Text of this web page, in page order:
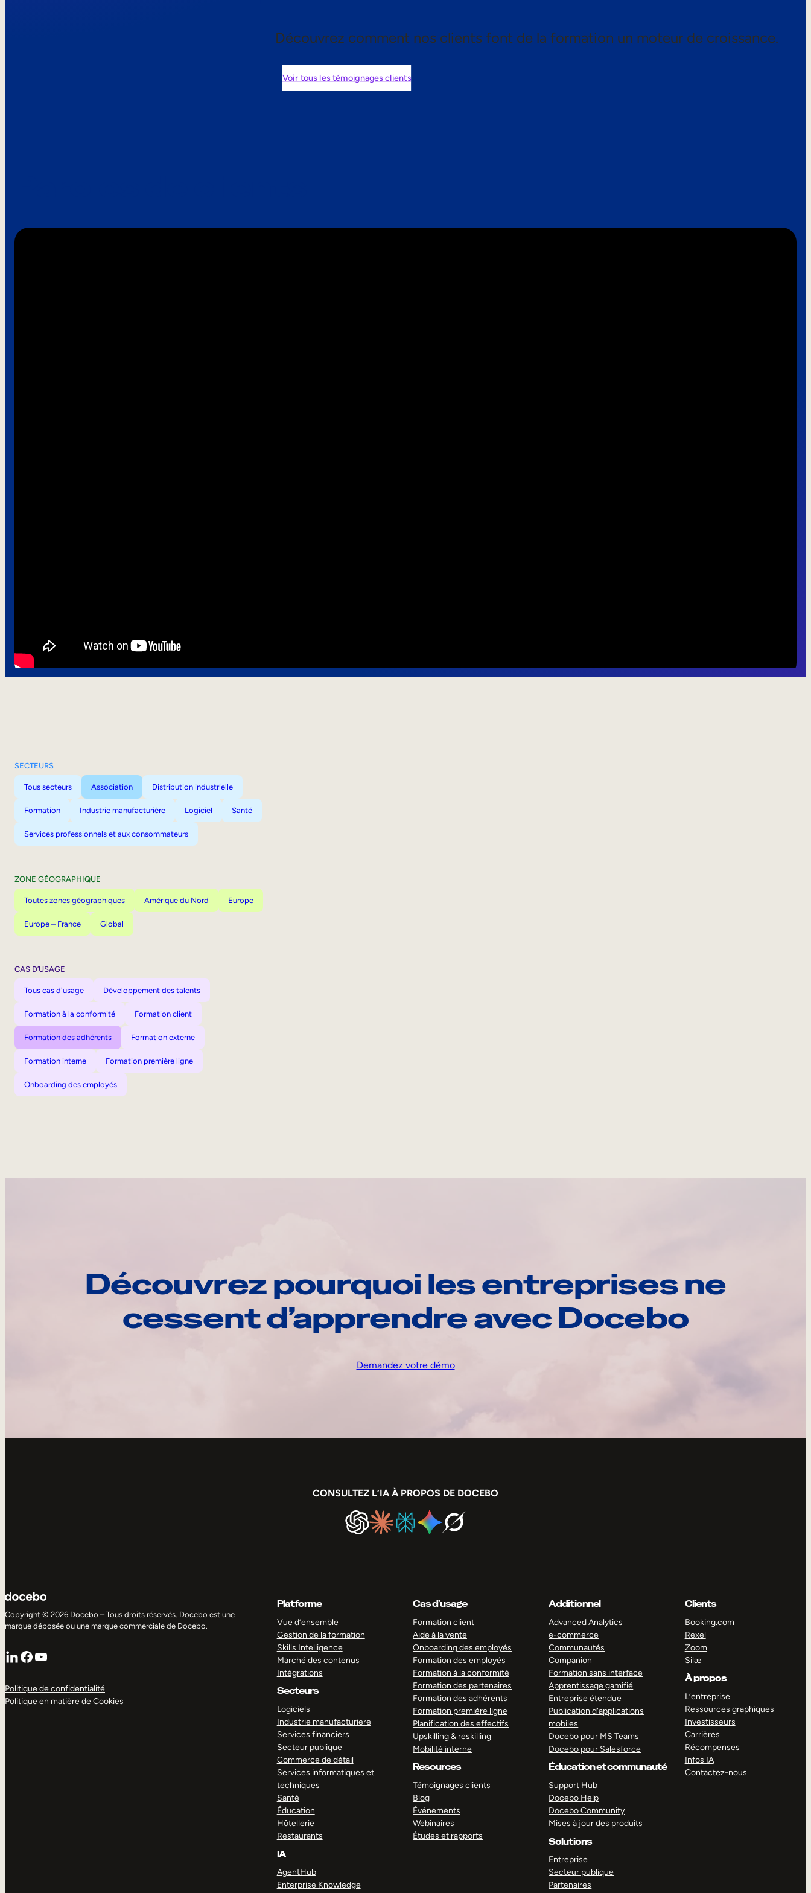
Découvrez comment nos clients font de la formation un moteur de croissance.
Voir tous les témoignages clients
SECTEURS
Tous secteurs Association Distribution industrielle
Formation Industrie manufacturière Logiciel Santé
Services professionnels et aux consommateurs
ZONE GÉOGRAPHIQUE
Toutes zones géographiques Amérique du Nord Europe
Europe – France Global
CAS D’USAGE
Tous cas d'usage Développement des talents
Formation à la conformité Formation client
Formation des adhérents Formation externe
Formation interne Formation première ligne
Onboarding des employés
Découvrez pourquoi les entreprises ne
cessent d’apprendre avec Docebo
Demandez votre démo
CONSULTEZ L’IA À PROPOS DE DOCEBO
Copyright © 2026 Docebo – Tous droits réservés. Docebo est une
marque déposée ou une marque commerciale de Docebo.
LinkedIn
Facebook
YouTube
Politique de confidentialité
Politique en matière de Cookies
Platforme
Vue d’ensemble
Gestion de la formation
Skills Intelligence
Marché des contenus
Intégrations
Secteurs
Logiciels
Industrie manufacturiere
Services financiers
Secteur publique
Commerce de détail
Services informatiques et
techniques
Santé
Éducation
Hôtellerie
Restaurants
IA
AgentHub
Enterprise Knowledge
Cas d’usage
Formation client
Aide à la vente
Onboarding des employés
Formation des employés
Formation à la conformité
Formation des partenaires
Formation des adhérents
Formation première ligne
Planification des effectifs
Upskilling & reskilling
Mobilité interne
Resources
Témoignages clients
Blog
Événements
Webinaires
Études et rapports
Additionnel
Advanced Analytics
e-commerce
Communautés
Companion
Formation sans interface
Apprentissage gamifié
Entreprise étendue
Publication d’applications
mobiles
Docebo pour MS Teams
Docebo pour Salesforce
Éducation et communauté
Support Hub
Docebo Help
Docebo Community
Mises à jour des produits
Solutions
Entreprise
Secteur publique
Partenaires
Clients
Booking.com
Rexel
Zoom
Silæ
À propos
L’entreprise
Ressources graphiques
Investisseurs
Carrières
Récompenses
Infos IA
Contactez-nous